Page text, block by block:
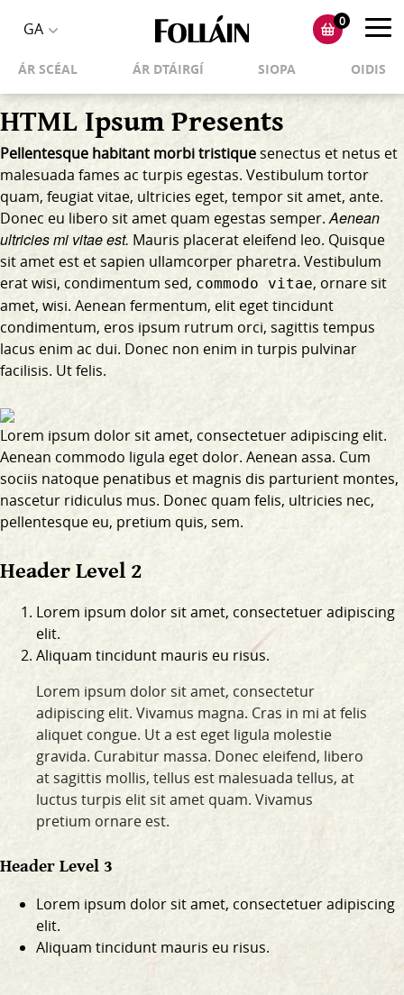
GA
language
selector
0
ÁR SCÉAL ÁR DTÁIRGÍ SIOPA OIDIS
HTML Ipsum Presents
Pellentesque habitant morbi tristiquesenectus et netus et
malesuada fames ac turpis egestas. Vestibulum tortor
quam, feugiat vitae, ultricies eget, tempor sit amet, ante.
Donec eu libero sit amet quam egestas semper.Aenean
ultricies mi vitae est. Mauris placerat eleifend leo. Quisque
sit amet est et sapien ullamcorper pharetra. Vestibulum
erat wisi, condimentum sed, commodo vitae, ornare sit
amet, wisi. Aenean fermentum, elit eget tincidunt
condimentum, eros ipsum rutrum orci, sagittis tempus
lacus enim ac dui. Donec non enim in turpis pulvinar
facilisis. Ut felis.
Lorem ipsum dolor sit amet, consectetuer adipiscing elit.
Aenean commodo ligula eget dolor. Aenean assa. Cum
sociis natoque penatibus et magnis dis parturient montes,
nascetur ridiculus mus. Donec quam felis, ultricies nec,
pellentesque eu, pretium quis, sem.
Header Level 2
Lorem ipsum dolor sit amet, consectetuer adipiscing
elit.
Aliquam tincidunt mauris eu risus.
Lorem ipsum dolor sit amet, consectetur
adipiscing elit. Vivamus magna. Cras in mi at felis
aliquet congue. Ut a est eget ligula molestie
gravida. Curabitur massa. Donec eleifend, libero
at sagittis mollis, tellus est malesuada tellus, at
luctus turpis elit sit amet quam. Vivamus
pretium ornare est.
Header Level 3
Lorem ipsum dolor sit amet, consectetuer adipiscing
elit.
Aliquam tincidunt mauris eu risus.